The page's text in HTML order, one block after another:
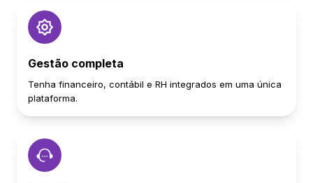
Gestão completa
Tenha financeiro, contábil e RH integrados em uma única
plataforma.